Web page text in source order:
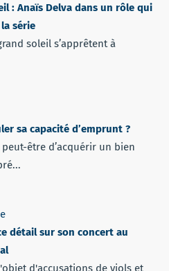
: Anaïs Delva dans un rôle qui
série
soleil s’apprêtent à
sa capacité d’emprunt ?
peut-être d’acquérir un bien
détail sur son concert au
d'accusations de viols et